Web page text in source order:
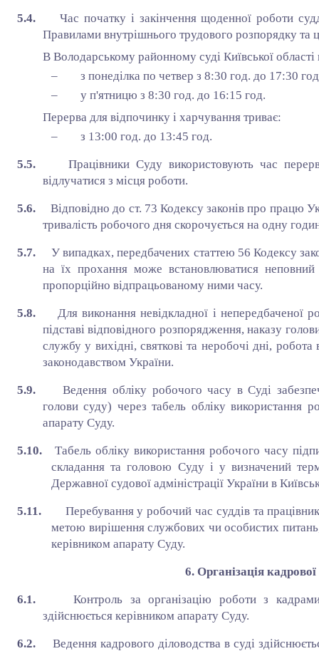
5.4.Час початку і закінчення щоденної роботи
Правилами внутрішнього трудового розпорядку та
В Володарському районному суді Київської
– з понеділка по четвер з 8:30 год. до 17:30
– у п'ятницю з 8:30 год. до 16:15 год.
Перерва для відпочинку і харчування триває:
– з 13:00 год. до 13:45 год.
5.5. Працівники Суду використовують час
відлучатися з місця роботи.
5.6.Відповідно до ст. 73 Кодексу законів про працю
тривалість робочого дня скорочується на одну
5.7. У випадках, передбачених статтею 56 Кодексу
на їх прохання може встановлюватися
пропорційно відпрацьованому ними часу.
5.8. Для виконання невідкладної і непередбаченої
підставі відповідного розпорядження, наказу
службу у вихідні, святкові та неробочі дні,
законодавством України.
5.9.Ведення обліку робочого часу в Суді
голови суду) через табель обліку використання
апарату Суду.
5.10.Табель обліку використання робочого часу
складання та головою Суду і у визначений
Державної судової адміністрації України в
5.11. Перебування у робочий час суддів та
метою вирішення службових чи особистих
керівником апарату Суду.
6. Організація
6.1. Контроль за організацію роботи з
здійснюється керівником апарату Суду.
6.2.Ведення кадрового діловодства в суді